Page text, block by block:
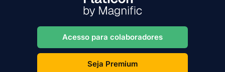
Acesso para colaboradores
Seja Premium